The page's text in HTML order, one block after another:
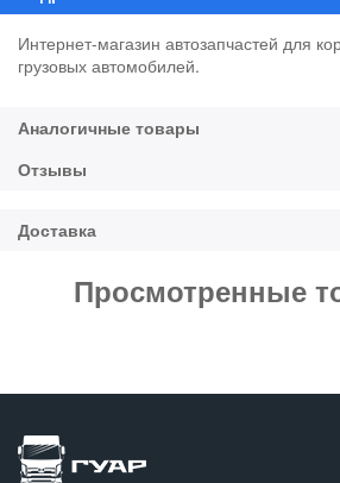
Интернет-магазин автозапчастей для
грузовых автомобилей.
Просмотренные